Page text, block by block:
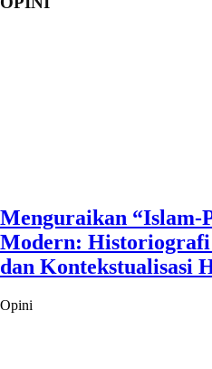
Menguraikan “Islam-
Modern:
dan Kontekstualisasi
Opini